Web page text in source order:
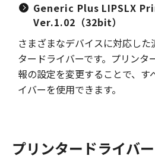
Generic Plus LIPSLX
Ver.1.02（32bit）
さまざまなデバイスに対応した
タードライバーです。プリンタ
報の設定を変更することで、す
イバーを使用できます。
プリンタードライバー